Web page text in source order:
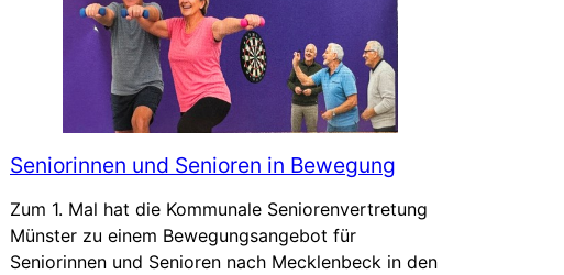
Seniorinnen und Senioren in Bewegung
Zum 1. Mal hat die Kommunale Seniorenvertretung
Münster zu einem Bewegungsangebot für
Seniorinnen und Senioren nach Mecklenbeck in den